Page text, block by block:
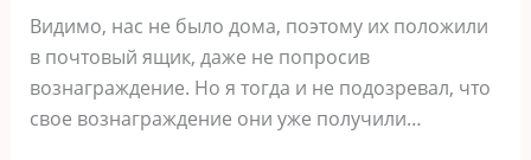
Видимо, нас не было дома, поэтому их положили
в почтовый ящик, даже не попросив
вознаграждение. Но я тогда и не подозревал, что
свое вознаграждение они уже получили…